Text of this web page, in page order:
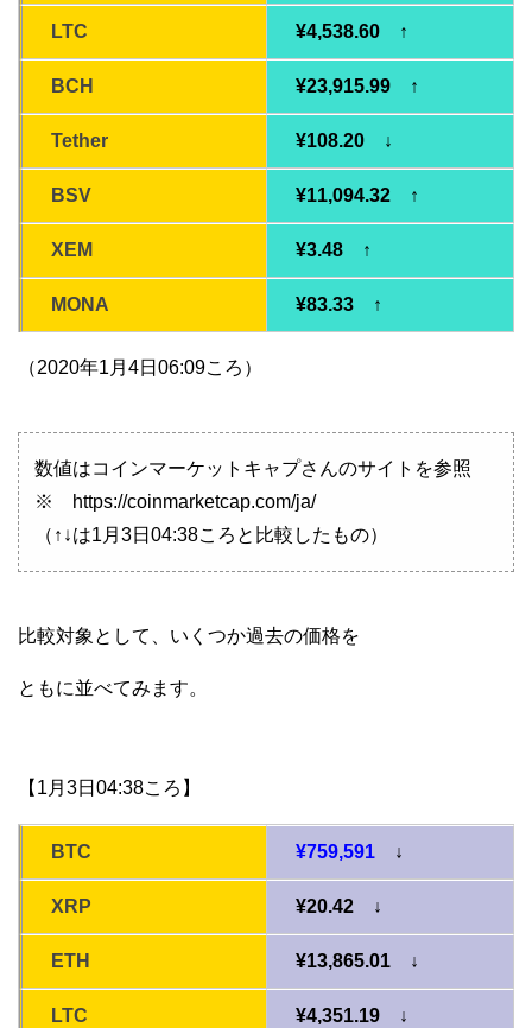
LTC ¥4,538.60 ↑
BCH ¥23,915.99 ↑
Tether ¥108.20 ↓
BSV ¥11,094.32 ↑
XEM ¥3.48 ↑
MONA ¥83.33 ↑
（2020年1月4日06:09ころ）
数値はコインマーケットキャプさんのサイトを参照
※ https://coinmarketcap.com/ja/
（↑↓は1月3日04:38ころと比較したもの）
比較対象として、いくつか過去の価格を
ともに並べてみます。
【1月3日04:38ころ】
BTC ¥759,591 ↓
XRP ¥20.42 ↓
ETH ¥13,865.01 ↓
LTC ¥4,351.19 ↓